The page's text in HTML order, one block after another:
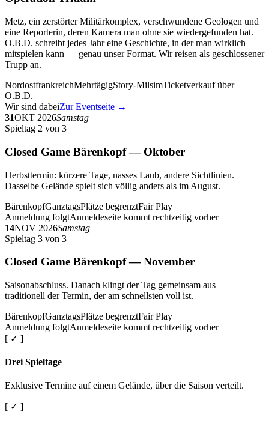
Metz, ein zerstörter Militärkomplex, verschwundene Geologen und
eine Reporterin, deren Kamera man ohne sie wiedergefunden hat.
O.B.D. schreibt jedes Jahr eine Geschichte, in der man wirklich
mitspielen kann — genau unser Format. Wir reisen als geschlossener
Trupp an.
NordostfrankreichMehrtägigStory-MilsimTicketverkauf über
O.B.D.
Wir sind dabeiZur Eventseite →
31OKT 2026Samstag
Spieltag 2 von 3
Closed Game Bärenkopf — Oktober
Herbsttermin: kürzere Tage, nasses Laub, andere Sichtlinien.
Dasselbe Gelände spielt sich völlig anders als im August.
BärenkopfGanztagsPlätze begrenztFair Play
Anmeldung folgtAnmeldeseite kommt rechtzeitig vorher
14NOV 2026Samstag
Spieltag 3 von 3
Closed Game Bärenkopf — November
Saisonabschluss. Danach klingt der Tag gemeinsam aus —
traditionell der Termin, der am schnellsten voll ist.
BärenkopfGanztagsPlätze begrenztFair Play
Anmeldung folgtAnmeldeseite kommt rechtzeitig vorher
[ ✓ ]
Drei Spieltage
Exklusive Termine auf einem Gelände, über die Saison verteilt.
[ ✓ ]